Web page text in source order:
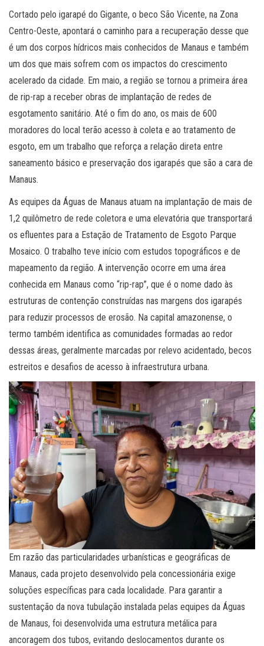
Cortado pelo igarapé do Gigante, o beco São Vicente, na Zona
Centro-Oeste, apontará o caminho para a recuperação desse que
é um dos corpos hídricos mais conhecidos de Manaus e também
um dos que mais sofrem com os impactos do crescimento
acelerado da cidade. Em maio, a região se tornou a primeira área
de rip-rap a receber obras de implantação de redes de
esgotamento sanitário. Até o fim do ano, os mais de 600
moradores do local terão acesso à coleta e ao tratamento de
esgoto, em um trabalho que reforça a relação direta entre
saneamento básico e preservação dos igarapés que são a cara de
Manaus.
As equipes da Águas de Manaus atuam na implantação de mais de
1,2 quilômetro de rede coletora e uma elevatória que transportará
os efluentes para a Estação de Tratamento de Esgoto Parque
Mosaico. O trabalho teve início com estudos topográficos e de
mapeamento da região. A intervenção ocorre em uma área
conhecida em Manaus como “rip-rap”, que é o nome dado às
estruturas de contenção construídas nas margens dos igarapés
para reduzir processos de erosão. Na capital amazonense, o
termo também identifica as comunidades formadas ao redor
dessas áreas, geralmente marcadas por relevo acidentado, becos
estreitos e desafios de acesso à infraestrutura urbana.
Em razão das particularidades urbanísticas e geográficas de
Manaus, cada projeto desenvolvido pela concessionária exige
soluções específicas para cada localidade. Para garantir a
sustentação da nova tubulação instalada pelas equipes da Águas
de Manaus, foi desenvolvida uma estrutura metálica para
ancoragem dos tubos, evitando deslocamentos durante os